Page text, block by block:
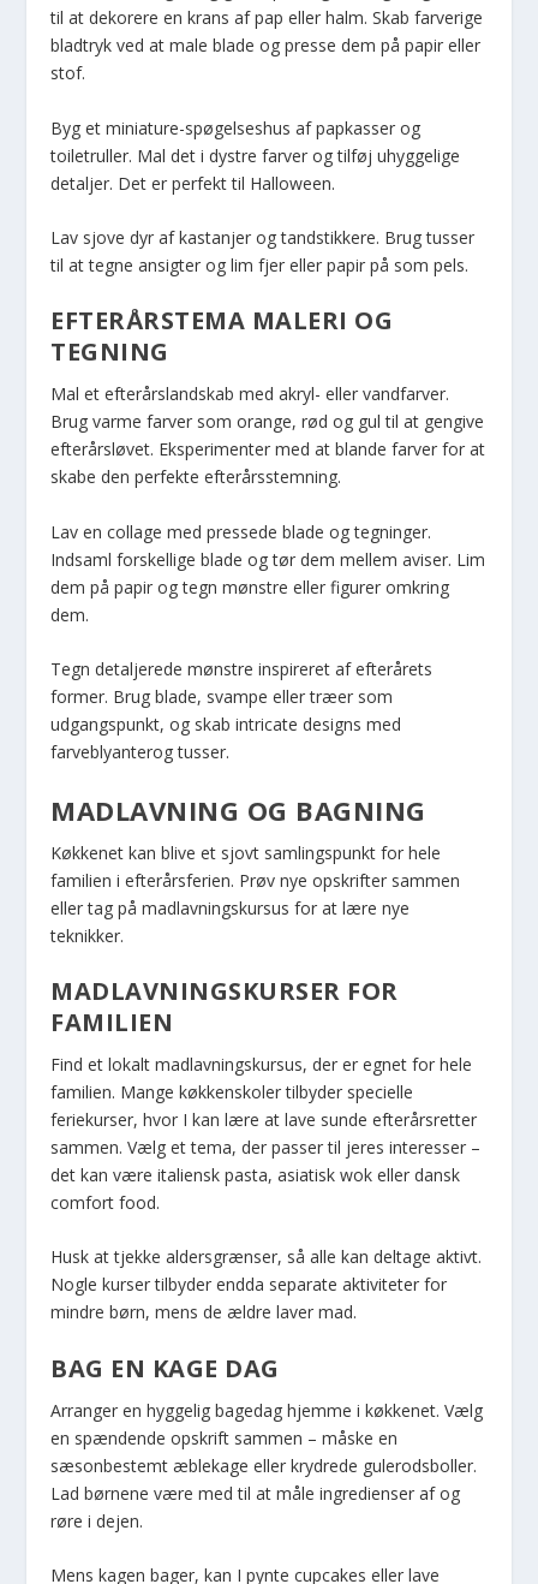
til at dekorere en krans af pap eller halm. Skab farverige
bladtryk ved at male blade og presse dem på papir eller
stof.
Byg et miniature-spøgelseshus af papkasser og
toiletruller. Mal det i dystre farver og tilføj uhyggelige
detaljer. Det er perfekt til Halloween.
Lav sjove dyr af kastanjer og tandstikkere. Brug tusser
til at tegne ansigter og lim fjer eller papir på som pels.
EFTERÅRSTEMA MALERI OG
TEGNING
Mal et efterårslandskab med akryl- eller vandfarver.
Brug varme farver som orange, rød og gul til at gengive
efterårsløvet. Eksperimenter med at blande farver for at
skabe den perfekte efterårsstemning.
Lav en collage med pressede blade og tegninger.
Indsaml forskellige blade og tør dem mellem aviser. Lim
dem på papir og tegn mønstre eller figurer omkring
dem.
Tegn detaljerede mønstre inspireret af efterårets
former. Brug blade, svampe eller træer som
udgangspunkt, og skab intricate designs med
farveblyanterog tusser.
MADLAVNING OG BAGNING
Køkkenet kan blive et sjovt samlingspunkt for hele
familien i efterårsferien. Prøv nye opskrifter sammen
eller tag på madlavningskursus for at lære nye
teknikker.
MADLAVNINGSKURSER FOR
FAMILIEN
Find et lokalt madlavningskursus, der er egnet for hele
familien. Mange køkkenskoler tilbyder specielle
feriekurser, hvor I kan lære at lave sunde efterårsretter
sammen. Vælg et tema, der passer til jeres interesser –
det kan være italiensk pasta, asiatisk wok eller dansk
comfort food.
Husk at tjekke aldersgrænser, så alle kan deltage aktivt.
Nogle kurser tilbyder endda separate aktiviteter for
mindre børn, mens de ældre laver mad.
BAG EN KAGE DAG
Arranger en hyggelig bagedag hjemme i køkkenet. Vælg
en spændende opskrift sammen – måske en
sæsonbestemt æblekage eller krydrede gulerodsboller.
Lad børnene være med til at måle ingredienser af og
røre i dejen.
Mens kagen bager, kan I pynte cupcakes eller lave